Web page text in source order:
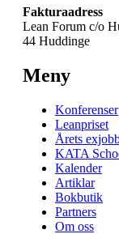
Fakturaadress
Lean Forum c/o
44 Huddinge
Meny
Konferenser
Leanpriset
Årets
KATA
Kalender
Artiklar
Bokbutik
Partners
Om oss